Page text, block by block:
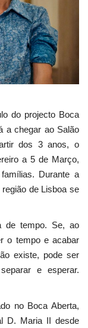
do projecto Boca
a chegar ao Salão
dos 3 anos, o
a 5 de Março,
Durante a
de Lisboa se
de tempo. Se, ao
o tempo e acabar
existe, pode ser
e esperar.
no Boca Aberta,
D. Maria II desde